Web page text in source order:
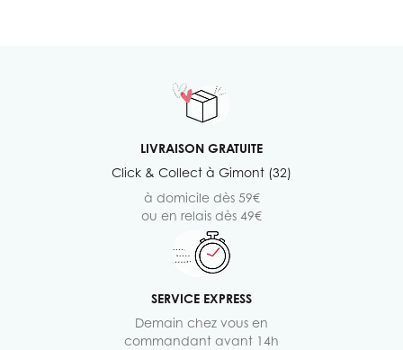
LIVRAISON GRATUITE
Click & Collect à Gimont (32)
à domicile dès 59€
ou en relais dès 49€
SERVICE EXPRESS
Demain chez vous en
commandant avant 14h